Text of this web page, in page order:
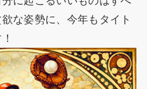
な姿勢に、今年もタイト